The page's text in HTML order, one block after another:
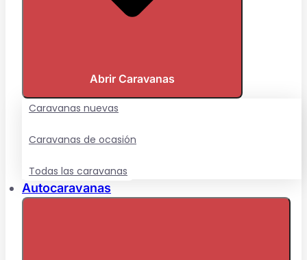
Abrir Caravanas
Caravanas nuevas
Caravanas de ocasión
Todas las caravanas
Autocaravanas